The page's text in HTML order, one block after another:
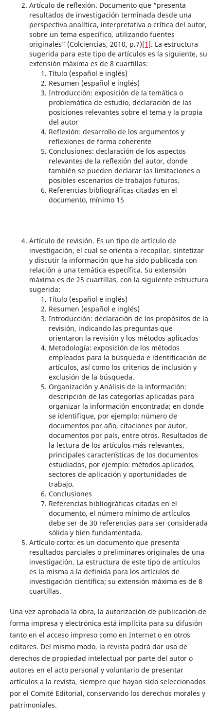
Artículo de reflexión. Documento que “presenta
resultados de investigación terminada desde una
perspectiva analítica, interpretativa o crítica del autor,
sobre un tema específico, utilizando fuentes
originales” (Colciencias, 2010, p.7)[1]. La estructura
sugerida para este tipo de artículos es la siguiente, su
extensión máxima es de 8 cuartillas:
Título (español e inglés)
Resumen (español e inglés)
Introducción: exposición de la temática o
problemática de estudio, declaración de las
posiciones relevantes sobre el tema y la propia
del autor
Reflexión: desarrollo de los argumentos y
reflexiones de forma coherente
Conclusiones: declaración de los aspectos
relevantes de la reflexión del autor, donde
también se pueden declarar las limitaciones o
posibles escenarios de trabajos futuros.
Referencias bibliográficas citadas en el
documento, mínimo 15
Artículo de revisión. Es un tipo de artículo de
investigación, el cual se orienta a recopilar, sintetizar
y discutir la información que ha sido publicada con
relación a una temática específica. Su extensión
máxima es de 25 cuartillas, con la siguiente estructura
sugerida:
Título (español e inglés)
Resumen (español e inglés)
Introducción: declaración de los propósitos de la
revisión, indicando las preguntas que
orientaron la revisión y los métodos aplicados
Metodología: exposición de los métodos
empleados para la búsqueda e identificación de
artículos, así como los criterios de inclusión y
exclusión de la búsqueda.
Organización y Análisis de la información:
descripción de las categorías aplicadas para
organizar la información encontrada; en donde
se identifique, por ejemplo: número de
documentos por año, citaciones por autor,
documentos por país, entre otros. Resultados de
la lectura de los artículos más relevantes,
principales características de los documentos
estudiados, por ejemplo: métodos aplicados,
sectores de aplicación y oportunidades de
trabajo.
Conclusiones
Referencias bibliográficas citadas en el
documento, el número mínimo de artículos
debe ser de 30 referencias para ser considerada
sólida y bien fundamentada.
Artículo corto: es un documento que presenta
resultados parciales o preliminares originales de una
investigación. La estructura de este tipo de artículos
es la misma a la definida para los artículos de
investigación científica; su extensión máxima es de 8
cuartillas.
Una vez aprobada la obra, la autorización de publicación de
forma impresa y electrónica está implícita para su difusión
tanto en el acceso impreso como en Internet o en otros
editores. Del mismo modo, la revista podrá dar uso de
derechos de propiedad intelectual por parte del autor o
autores en el acto personal y voluntario de presentar
artículos a la revista, siempre que hayan sido seleccionados
por el Comité Editorial, conservando los derechos morales y
patrimoniales.